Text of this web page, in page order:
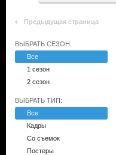
Предыдущая страница
ВЫБРАТЬ СЕЗОН:
Все
1 сезон
2 сезон
ВЫБРАТЬ ТИП:
Все
Кадры
Со съемок
Постеры